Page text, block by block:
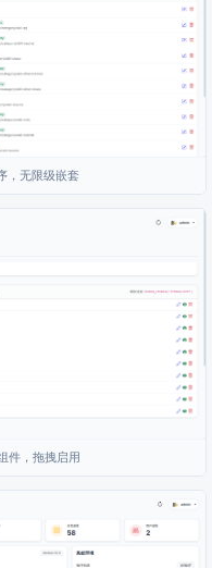
，无限级嵌套
件，拖拽启用